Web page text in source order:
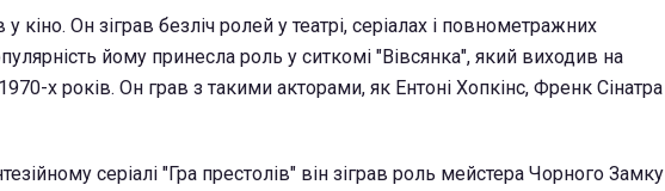
кіно. Он зіграв безліч ролей у театрі, серіалах і повнометражних
йому принесла роль у ситкомі "Вівсянка", який виходив на
х років. Он грав з такими акторами, як Ентоні Хопкінс, Френк Сінатра
серіалі "Гра престолів" він зіграв роль мейстера Чорного Замку